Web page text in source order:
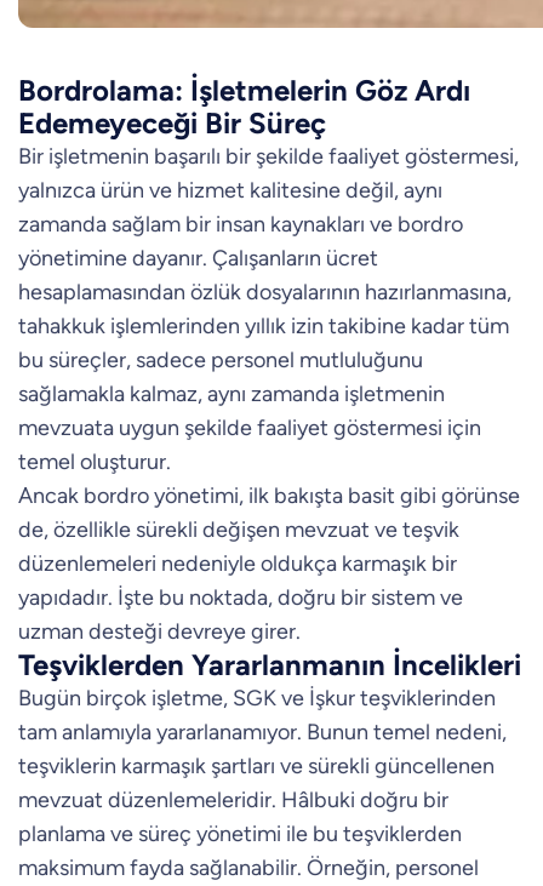
Bordrolama: İşletmelerin Göz Ardı
Edemeyeceği Bir Süreç
Bir işletmenin başarılı bir şekilde faaliyet göstermesi,
yalnızca ürün ve hizmet kalitesine değil, aynı
zamanda sağlam bir insan kaynakları ve bordro
yönetimine dayanır. Çalışanların ücret
hesaplamasından özlük dosyalarının hazırlanmasına,
tahakkuk işlemlerinden yıllık izin takibine kadar tüm
bu süreçler, sadece personel mutluluğunu
sağlamakla kalmaz, aynı zamanda işletmenin
mevzuata uygun şekilde faaliyet göstermesi için
temel oluşturur.
Ancak bordro yönetimi, ilk bakışta basit gibi görünse
de, özellikle sürekli değişen mevzuat ve teşvik
düzenlemeleri nedeniyle oldukça karmaşık bir
yapıdadır. İşte bu noktada, doğru bir sistem ve
uzman desteği devreye girer.
Teşviklerden Yararlanmanın İncelikleri
Bugün birçok işletme, SGK ve İşkur teşviklerinden
tam anlamıyla yararlanamıyor. Bunun temel nedeni,
teşviklerin karmaşık şartları ve sürekli güncellenen
mevzuat düzenlemeleridir. Hâlbuki doğru bir
planlama ve süreç yönetimi ile bu teşviklerden
maksimum fayda sağlanabilir. Örneğin, personel